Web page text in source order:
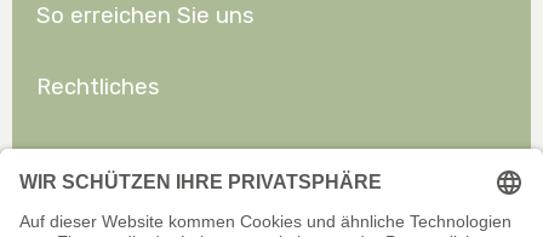
So erreichen Sie uns
Rechtliches